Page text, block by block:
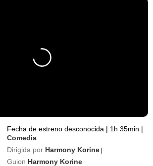
Fecha de estreno desconocida | 1h 35min |
Comedia
Dirigida por Harmony Korine |
Guion Harmony Korine